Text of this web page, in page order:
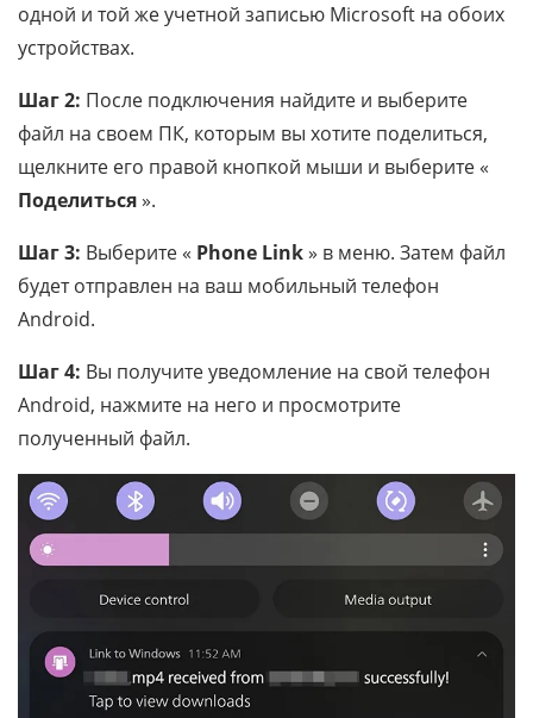
одной и той же учетной записью Microsoft на обоих
устройствах.
Шаг 2: После подключения найдите и выберите
файл на своем ПК, которым вы хотите поделиться,
щелкните его правой кнопкой мыши и выберите «
Поделиться».
Шаг 3: Выберите « Phone Link» в меню. Затем файл
будет отправлен на ваш мобильный телефон
Android.
Шаг 4: Вы получите уведомление на свой телефон
Android, нажмите на него и просмотрите
полученный файл.